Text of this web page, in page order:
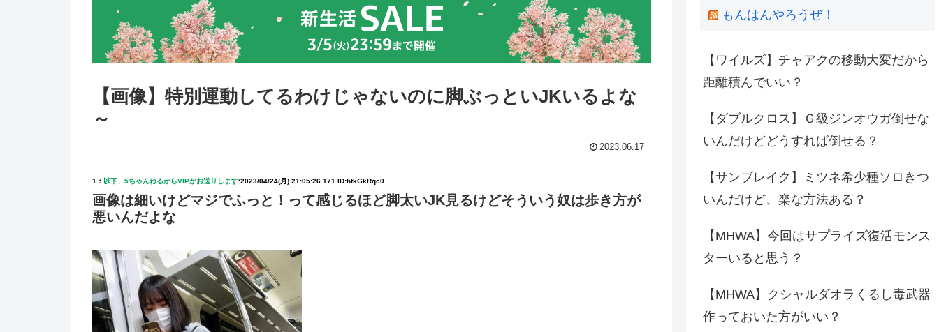
【画像】特別運動してるわけじゃないのに脚ぶっといJKいるよな
～
2023.06.17
1： 以下、5ちゃんねるからVIPがお送りします‘2023/04/24(月) 21:05:26.171 ID:htkGkRqc0
画像は細いけどマジでふっと！って感じるほど脚太いJK見るけどそういう奴は歩き方が
悪いんだよな
もんはんやろうぜ！
【ワイルズ】チャアクの移動大変だから
距離積んでいい？
【ダブルクロス】Ｇ級ジンオウガ倒せな
いんだけどどうすれば倒せる？
【サンブレイク】ミツネ希少種ソロきつ
いんだけど、楽な方法ある？
【MHWA】今回はサプライズ復活モンス
ターいると思う？
【MHWA】クシャルダオラくるし毒武器
作っておいた方がいい？